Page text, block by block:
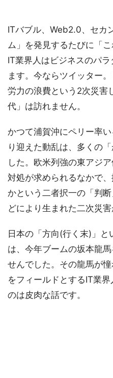
ITバブル、Web2.0、セ
ム」を発見するたびに「
IT業界人はビジネスのパ
ます。今ならツイッター
労力の浪費という2次災
代」は訪れません。
かつて浦賀沖にペリー率
り迎えた動乱は、多くの
した。欧米列強の東アジ
対処が求められるなかで
かという二者択一の「判
どにより生まれた二次災害
日本の「方向(行く末)」
は、今年ブームの坂本龍
せんでした。その龍馬が
をフィールドとするIT業
のは皮肉な話です。